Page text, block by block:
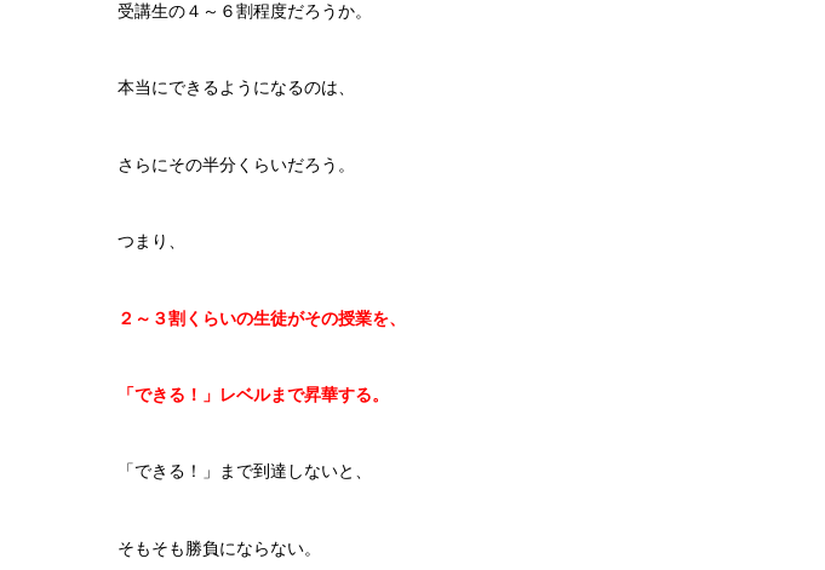
受講生の４～６割程度だろうか。
本当にできるようになるのは、
さらにその半分くらいだろう。
つまり、
２～３割くらいの生徒がその授業を、
「できる！」 レベルまで昇華する。
「できる！」まで到達しないと、
そもそも勝負にならない。